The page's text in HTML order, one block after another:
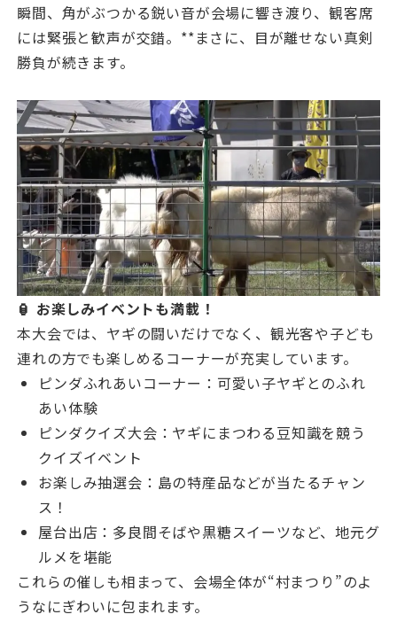
瞬間、角がぶつかる鋭い音が会場に響き渡り、観客席
には緊張と歓声が交錯。**まさに、目が離せない真剣
勝負が続きます。
🏮 お楽しみイベントも満載！
本大会では、ヤギの闘いだけでなく、観光客や子ども
連れの方でも楽しめるコーナーが充実しています。
ピンダふれあいコーナー：可愛い子ヤギとのふれ
あい体験
ピンダクイズ大会：ヤギにまつわる豆知識を競う
クイズイベント
お楽しみ抽選会：島の特産品などが当たるチャン
ス！
屋台出店：多良間そばや黒糖スイーツなど、地元グ
ルメを堪能
これらの催しも相まって、会場全体が“村まつり”のよ
うなにぎわいに包まれます。